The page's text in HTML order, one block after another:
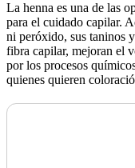
La henna es una de las
para el cuidado capilar.
ni peróxido, sus taninos
fibra capilar, mejoran el
por los procesos
quienes quieren